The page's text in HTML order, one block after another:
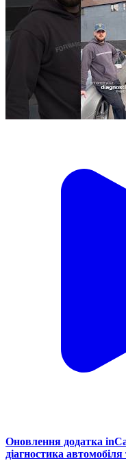
Оновлення додатка
діагностика автомобіля